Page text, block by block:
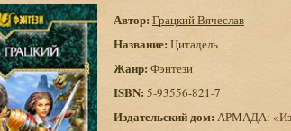
Автор: Грацкий Вячеслав
Название: Цитадель
Жанр: Фэнтези
ISBN: 5-93556-821-7
Издательский дом: АРМАДА: